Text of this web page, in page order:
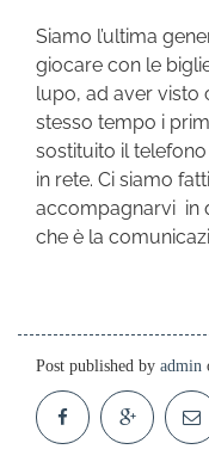
Siamo l’ultima
giocare con le
lupo, ad aver visto
stesso tempo i
sostituito il
in rete. Ci siamo
accompagnarvi in
che è la
Post published by admin